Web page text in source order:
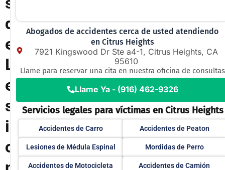
d
e
L
e
s
i
o
Abogados de accidentes cerca de usted atendiendo
en Citrus Heights
7921 Kingswood Dr Ste a4-1, Citrus Heights, CA
95610
Llame para reservar una cita en nuestra oficina de consultas
Llame Ya - (916) 462-9326
Servicios legales para víctimas en Citrus Heights
Accidentes de Carro Accidentes de Peaton
Lesiones de Médula Espinal Mordidas de Perro
Accidentes de Motocicleta Accidentes de Camión